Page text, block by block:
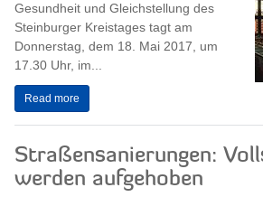
Gesundheit und Gleichstellung des
Steinburger Kreistages tagt am
Donnerstag, dem 18. Mai 2017, um
17.30 Uhr, im...
Read more
Straßensanierungen:
werden aufgehoben